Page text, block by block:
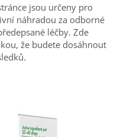
jsou určeny pro
náhradou za odborné
léčby. Zde
že budete dosáhnout